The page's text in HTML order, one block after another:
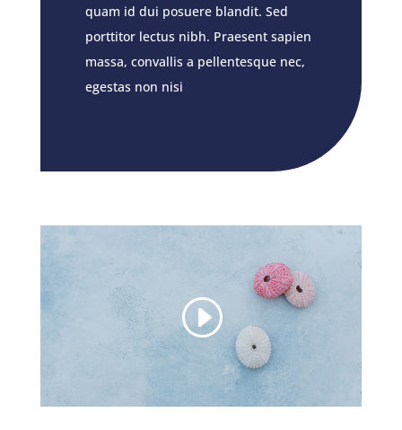
quam id dui posuere blandit. Sed
porttitor lectus nibh. Praesent sapien
massa, convallis a pellentesque nec,
egestas non nisi